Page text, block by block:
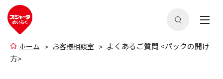
ホーム お客様相談室
よくあるご質問 <パックの開け
方>